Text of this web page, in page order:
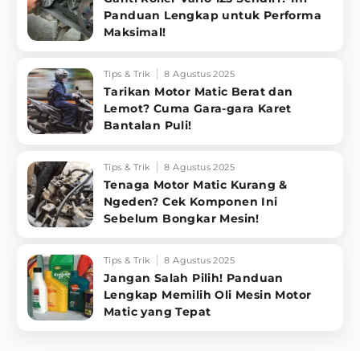
Panduan Lengkap untuk Performa
Maksimal!
Tips & Trik 8 Agustus 2025
Tarikan Motor Matic Berat dan
Lemot? Cuma Gara-gara Karet
Bantalan Puli!
Tips & Trik 8 Agustus 2025
Tenaga Motor Matic Kurang &
Ngeden? Cek Komponen Ini
Sebelum Bongkar Mesin!
Tips & Trik 8 Agustus 2025
Jangan Salah Pilih! Panduan
Lengkap Memilih Oli Mesin Motor
Matic yang Tepat